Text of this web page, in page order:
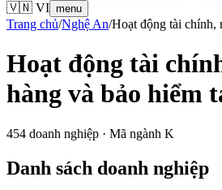
🇻🇳 VI menu
Trang chủ/Nghệ An/Hoạt động tài chính,
Hoạt động tài
hàng và bảo hiểm
454 doanh nghiệp · Mã ngành K
Danh sách doanh nghiệp